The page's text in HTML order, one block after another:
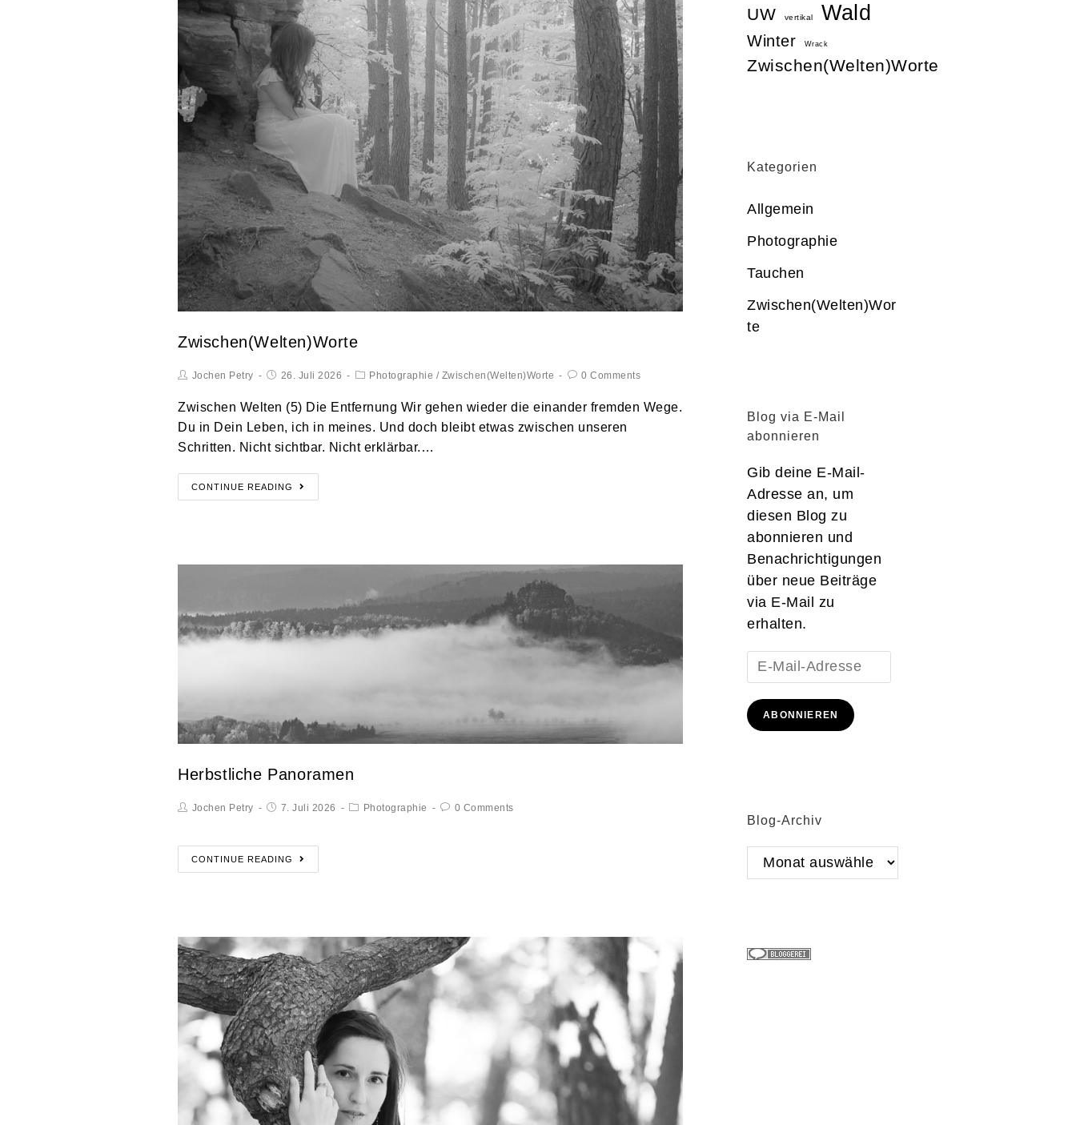
Zwischen(Welten)Worte
Jochen Petry 26. Juli 2026 Photographie / Zwischen(Welten)Worte 0 Comments
Zwischen Welten (5) Die Entfernung Wir gehen wieder die einander fremden Wege.
Du in Dein Leben, ich in meines. Und doch bleibt etwas zwischen unseren
Schritten. Nicht sichtbar. Nicht erklärbar.…
CONTINUE READING
Herbstliche Panoramen
Jochen Petry 7. Juli 2026 Photographie 0 Comments
CONTINUE READING
UW vertikal Wald
Winter Wrack
Zwischen(Welten)Worte
Kategorien
Allgemein
Photographie
Tauchen
Zwischen(Welten)Wor
te
Blog via E-Mail
abonnieren
Gib deine E-Mail-
Adresse an, um
diesen Blog zu
abonnieren und
Benachrichtigungen
über neue Beiträge
via E-Mail zu
erhalten.
E-
Mail-
Adresse
ABONNIEREN
Blog-Archiv
Blog-
Archiv